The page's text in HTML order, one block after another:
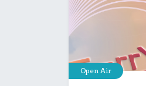
Open Air